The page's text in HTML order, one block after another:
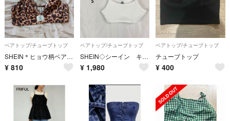
ベアトップ/チューブトップ
SHEIN＊ヒョウ柄ベアトップ＊Sサイズ
¥ 810
ベアトップ/チューブトップ
SHEIN◇シーイン キャミソールトップス ホワイト【S】凹凸素材 カジュアル
¥ 1,980
ベアトップ/チューブトップ
チューブトップ
¥ 400